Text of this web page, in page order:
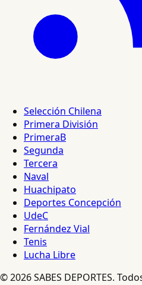
Selección Chilena
Primera División
PrimeraB
Segunda
Tercera
Naval
Huachipato
Deportes Concepción
UdeC
Fernández Vial
Tenis
Lucha Libre
© 2026 SABES DEPORTES.